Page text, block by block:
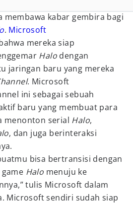
membawa kabar gembira bagi
. Microsoft
mereka siap
Halo dengan
jaringan baru yang mereka
. Microsoft
ini sebagai sebuah
baru yang membuat para
menonton serial Halo,
, dan juga berinteraksi
bisa bertransisi dengan
Halo menuju ke
tulis Microsoft dalam
Microsoft sendiri sudah siap